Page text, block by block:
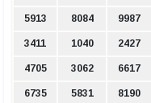
5913 8084 9987
3411 1040 2427
4705 3062 6617
6735 5831 8190